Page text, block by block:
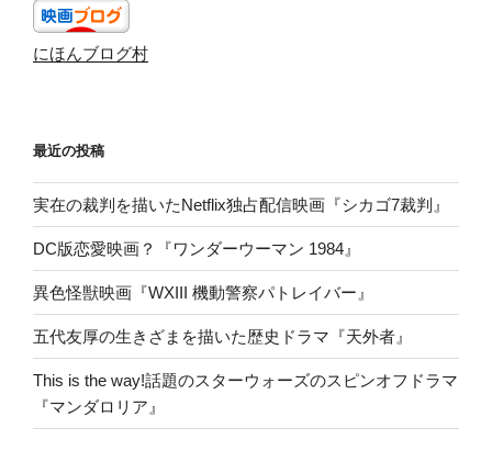
にほんブログ村
最近の投稿
実在の裁判を描いたNetflix独占配信映画『シカゴ7裁判』
DC版恋愛映画？『ワンダーウーマン 1984』
異色怪獣映画『WXIII 機動警察パトレイバー』
五代友厚の生きざまを描いた歴史ドラマ『天外者』
This is the way!話題のスターウォーズのスピンオフドラマ
『マンダロリア』